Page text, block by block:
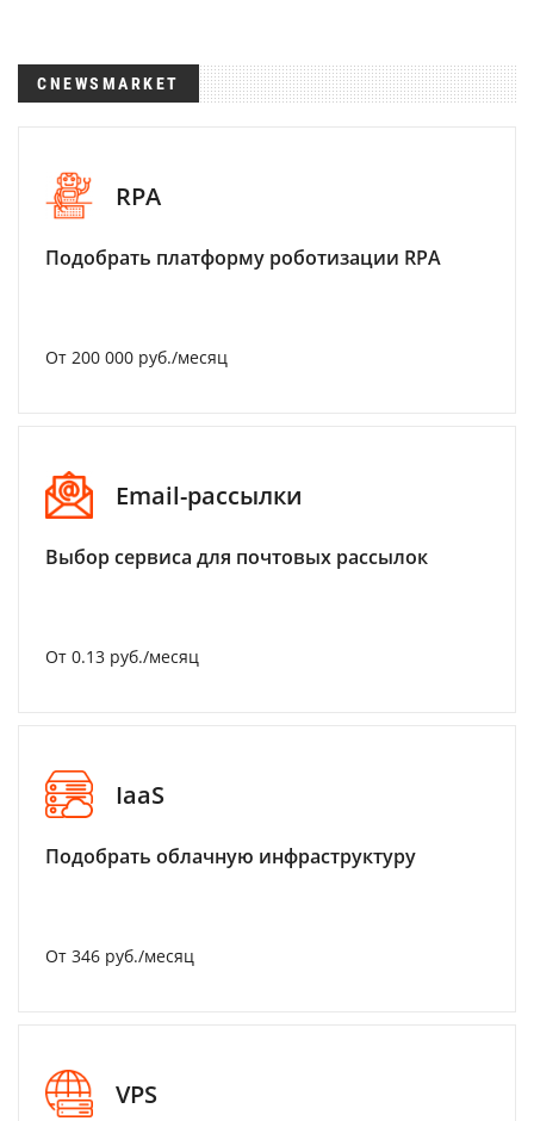
CNEWSMARKET
RPA
Подобрать платформу роботизации RPA
От 200 000 руб./месяц
Email-рассылки
Выбор сервиса для почтовых рассылок
От 0.13 руб./месяц
IaaS
Подобрать облачную инфраструктуру
От 346 руб./месяц
VPS